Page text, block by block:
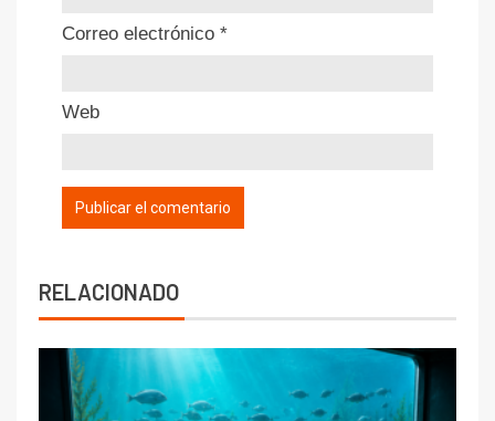
Correo electrónico *
Web
RELACIONADO